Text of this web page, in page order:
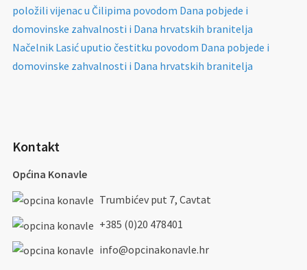
položili vijenac u Čilipima povodom Dana pobjede i
domovinske zahvalnosti i Dana hrvatskih branitelja
Načelnik Lasić uputio čestitku povodom Dana pobjede i
domovinske zahvalnosti i Dana hrvatskih branitelja
Kontakt
Općina Konavle
Trumbićev put 7, Cavtat
+385 (0)20 478401
info@opcinakonavle.hr